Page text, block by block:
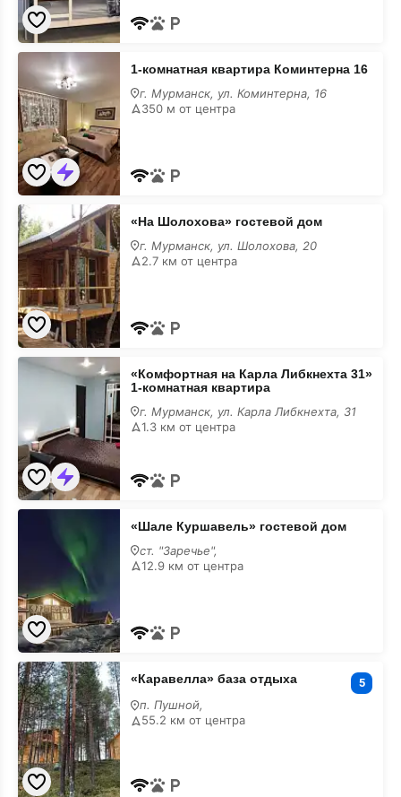
1-
комнатная
квартира
Коминтерна
16
с
размещением
с
животными
1-комнатная квартира Коминтерна 16
г. Мурманск, ул. Коминтерна, 16
350 м от центра
«На
Шолохова»
гостевой
дом
размещением
с
животными
«На Шолохова» гостевой дом
г. Мурманск, ул. Шолохова, 20
2.7 км от центра
«Комфортная
комнатная
квартира
с
размещением
с
«Комфортная на Карла Либкнехта 31»
1-комнатная квартира
г. Мурманск, ул. Карла Либкнехта, 31
1.3 км от центра
«Шале
размещением
с
животными
«Шале Куршавель» гостевой дом
ст. "Заречье",
12.9 км от центра
«Каравелла»
база
отдыха
с
размещением
с
животными
«Каравелла» база отдыха 5
п. Пушной,
55.2 км от центра